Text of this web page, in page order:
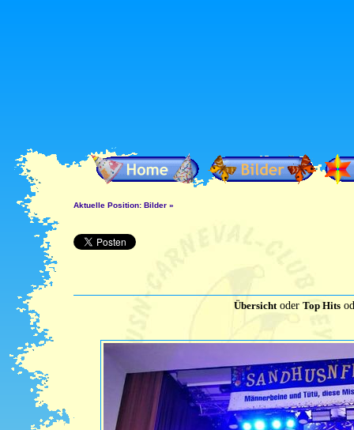
Aktuelle Position: Bilder »
ÜbersichtoderTop Hits